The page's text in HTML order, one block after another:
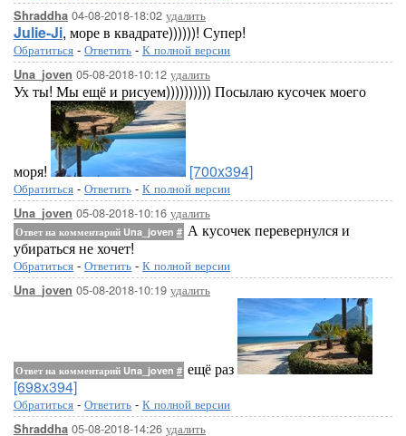
Shraddha 04-08-2018-18:02 удалить
Julie-Ji, море в квадрате))))))! Супер!
Обратиться - Ответить - К полной версии
Una_joven 05-08-2018-10:12 удалить
Ух ты! Мы ещё и рисуем)))))))))) Посылаю кусочек моего
моря! [700x394]
Обратиться - Ответить - К полной версии
Una_joven 05-08-2018-10:16 удалить
Ответ на комментарий Una_joven # А кусочек перевернулся и
убираться не хочет!
Обратиться - Ответить - К полной версии
Una_joven 05-08-2018-10:19 удалить
Ответ на комментарий Una_joven # ещё раз
[698x394]
Обратиться - Ответить - К полной версии
Shraddha 05-08-2018-14:26 удалить